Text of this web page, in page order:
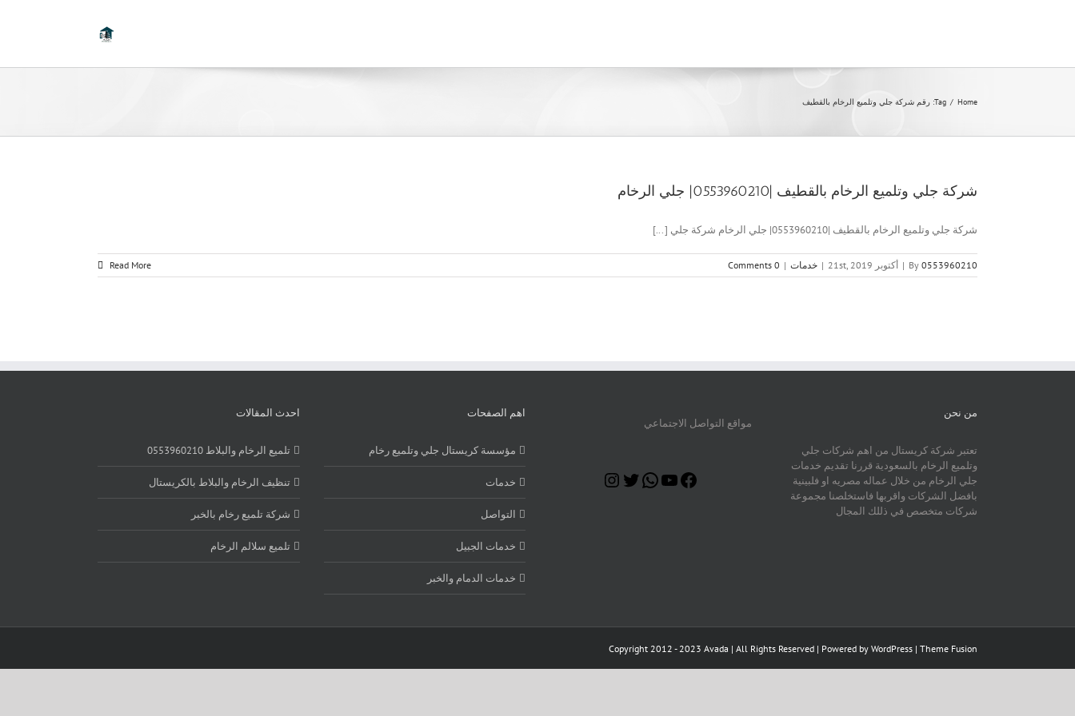
Home
/
Tag: رقم شركة جلي وتلميع الرخام بالقطيف
شركة جلي وتلميع الرخام بالقطيف |0553960210| جلي الرخام
شركة جلي وتلميع الرخام بالقطيف |0553960210| جلي الرخام شركة جلي [...]
By 0553960210
| أكتوبر 21st, 2019 | خدمات |
0 Comments
Read More
من نحن
تعتبر شركة كريستال من اهم شركات جلي
وتلميع الرخام بالسعودية قررنا تقديم خدمات
جلي الرخام من خلال عماله مصريه او فلبينية
بافضل الشركات واقربها فاستخلصنا مجموعة
شركات متخصص في ذللك المجال
مواقع التواصل الاجتماعي
Facebook
YouTube
WhatsApp
Twitter
اهم الصفحات
مؤسسة كريستال جلي وتلميع رخام
خدمات
التواصل
خدمات الجبيل
خدمات الدمام والخبر
احدث المقالات
تلميع الرخام والبلاط 0553960210
تنظيف الرخام والبلاط بالكريستال
شركة تلميع رخام بالخبر
تلميع سلالم الرخام
Copyright 2012 - 2023 Avada | All Rights Reserved | Powered by WordPress | Theme Fusion